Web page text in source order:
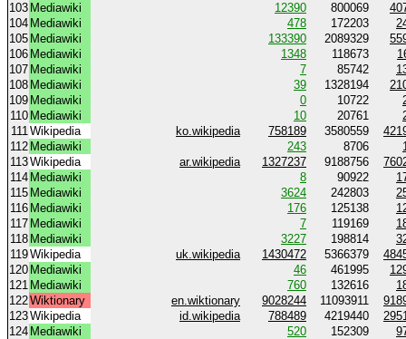
103 Mediawiki 12390 800069
104 Mediawiki 478 172203
105 Mediawiki 133390 2089329
106 Mediawiki 1348 118673
107 Mediawiki 7 85742
108 Mediawiki 39 1328194
109 Mediawiki 0 10722
110 Mediawiki 10 20761
111Wikipedia ko.wikipedia 758189 3580559
112 Mediawiki 243 8706
113Wikipedia ar.wikipedia 1327237 9188756
114 Mediawiki 8 90922
115 Mediawiki 3624 242803
116 Mediawiki 176 125138
117 Mediawiki 7 119169
118 Mediawiki 3227 198814
119Wikipedia uk.wikipedia 1430472 5366379
120 Mediawiki 46 461995
121 Mediawiki 760 132616
122Wiktionary en.wiktionary 9028244 11093911
123Wikipedia id.wikipedia 788489 4219440
124 Mediawiki 520 152309